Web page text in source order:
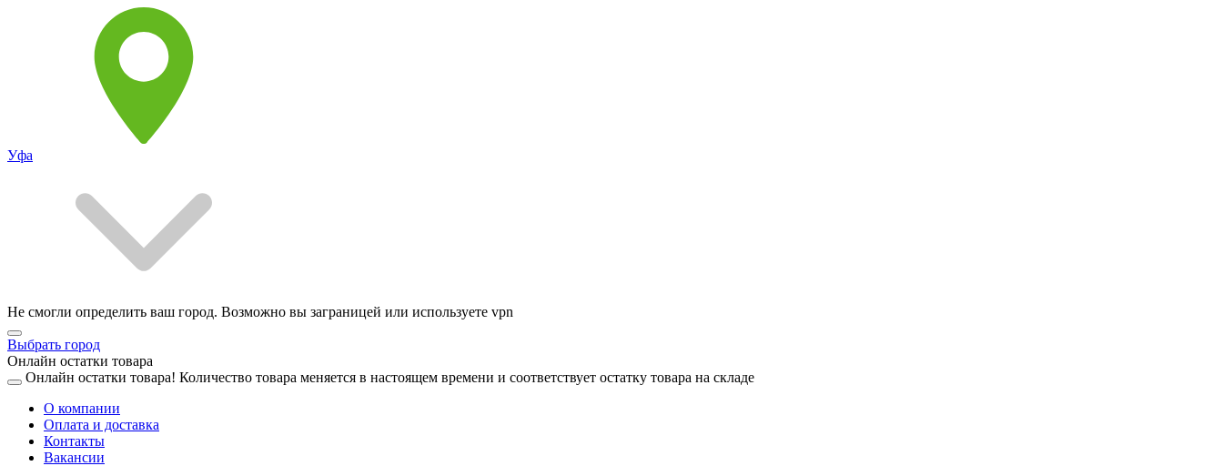
Уфа
Не смогли определить ваш город. Возможно вы заграницей или используете vpn
Выбрать город
Онлайн остатки товара
Онлайн остатки товара! Количество товара меняется в настоящем времени и соответствует остатку товара на складе
О компании
Оплата и доставка
Контакты
Вакансии